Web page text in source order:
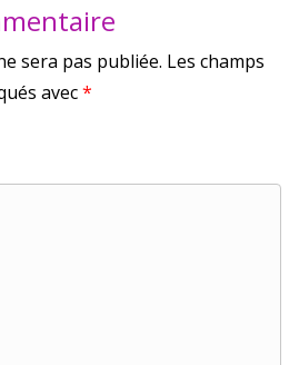
sera pas publiée. Les champs
avec*